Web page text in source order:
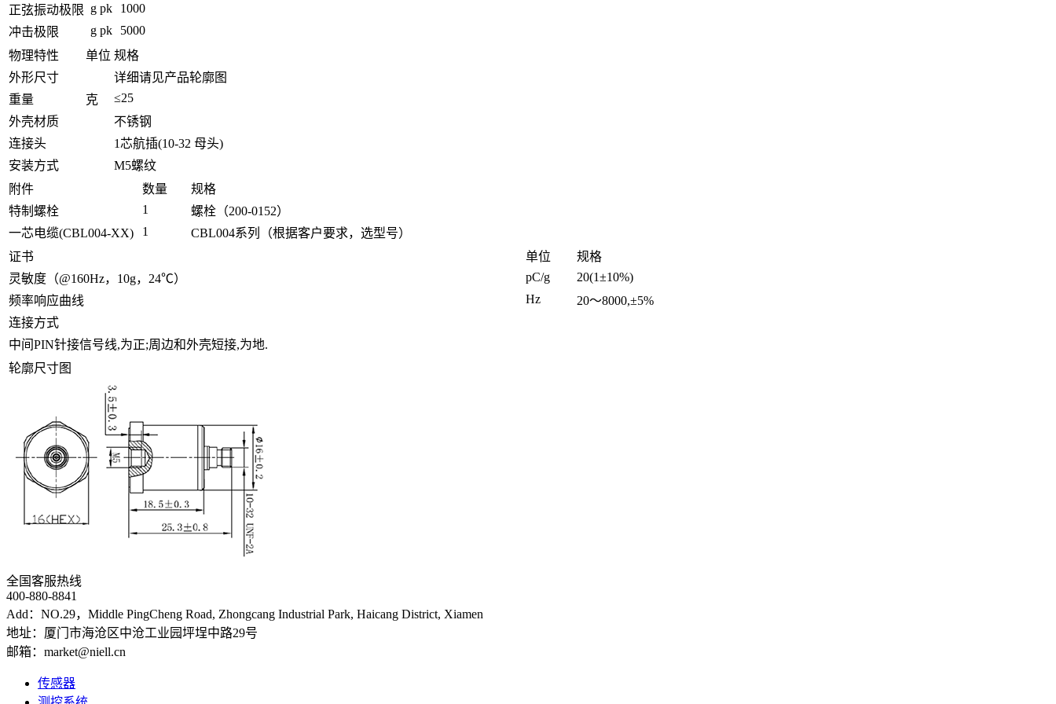
正弦振动极限 g pk
1000
冲击极限
g pk
5000
物理特性
单位 规格
外形尺寸
详细请见产品轮廓图
重量
克
≤25
外壳材质
不锈钢
连接头
1芯航插(10-32 母头)
安装方式
M5螺纹
附件
数量
规格
特制螺栓
1
螺栓（200-0152）
一芯电缆(CBL004-XX)
1
CBL004系列（根据客户要求，选型号）
证书
单位
规格
灵敏度（@160Hz，10g，24℃）
pC/g
20(1±10%)
频率响应曲线
Hz
20～8000,±5%
连接方式
中间PIN针接信号线,为正;周边和外壳短接,为地.
轮廓尺寸图
全国客服热线
400-880-8841
Add：NO.29，Middle PingCheng Road, Zhongcang Industrial Park, Haicang District, Xiamen
地址：厦门市海沧区中沧工业园坪埕中路29号
邮箱：market@niell.cn
传感器